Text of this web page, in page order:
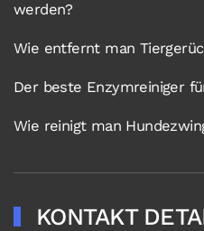
werden?
Wie entfernt man
Der beste Enzymreiniger
Wie reinigt man
KONTAKT